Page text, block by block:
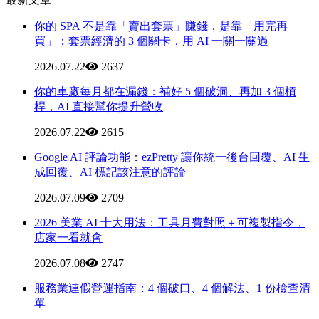
你的 SPA 不是靠「賣出套票」賺錢，是靠「用完再
買」：套票經濟的 3 個關卡，用 AI 一關一關過
2026.07.22 2637
你的車廠每月都在漏錢：補好 5 個破洞、再加 3 個槓
桿，AI 直接幫你提升營收
2026.07.22 2615
Google AI 評論功能：ezPretty 讓你統一後台回覆、AI 生
成回覆、AI 標記該注意的評論
2026.07.09 2709
2026 美業 AI 十大用法：工具月費對照＋可複製指令，
店家一看就會
2026.07.08 2747
服務業連假營運指南：4 個破口、4 個解法、1 份檢查清
單